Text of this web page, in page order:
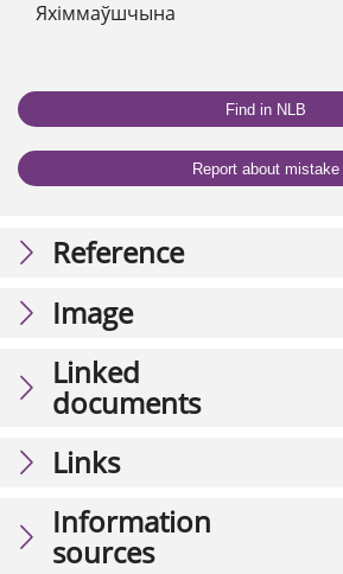
Яхіммаўшчына
Find in NLB
Report about mistake
Reference
Image
Linked
documents
Links
Information
sources